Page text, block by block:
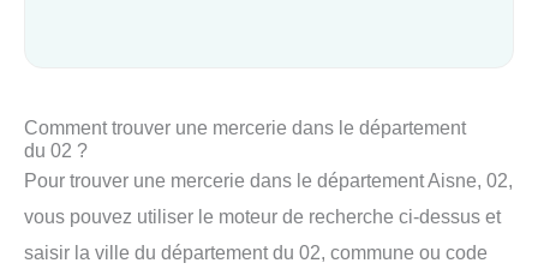
Comment trouver une mercerie dans le département
du 02 ?
Pour trouver une mercerie dans le département Aisne, 02,
vous pouvez utiliser le moteur de recherche ci-dessus et
saisir la ville du département du 02, commune ou code